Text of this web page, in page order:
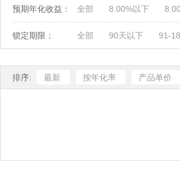
预期年化收益： 全部 8.00%以下
锁定期限： 全部 90天以下 91-
排序: 最新 按年化率 产品单价